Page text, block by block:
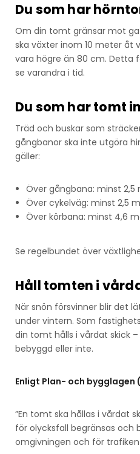
Du som har
Om din tomt gränsar mot
ska växter inom 10 meter åt
vara högre än 80 cm. Detta
se varandra i tid.
Du som har tomt
Träd och buskar som
gångbanor ska inte utgöra
gäller:
Över gångbana: minst 2,5
Över cykelväg: minst 2,5
Över körbana: minst 4,6
Se regelbundet över
Håll tomten i
När snön försvinner blir det
under vintern. Som
din tomt hålls i vårdat skick
bebyggd eller inte.
Enligt Plan- och bygglagen
”En tomt ska hållas i vårdat
för olycksfall begränsas
omgivningen och för